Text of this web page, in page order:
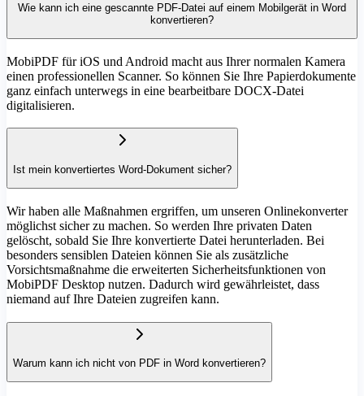
Wie kann ich eine gescannte PDF-Datei auf einem Mobilgerät in Word
konvertieren?
MobiPDF für iOS und Android macht aus Ihrer normalen Kamera
einen professionellen Scanner. So können Sie Ihre Papierdokumente
ganz einfach unterwegs in eine bearbeitbare DOCX-Datei
digitalisieren.
Ist mein konvertiertes Word-Dokument sicher?
Wir haben alle Maßnahmen ergriffen, um unseren Onlinekonverter
möglichst sicher zu machen. So werden Ihre privaten Daten
gelöscht, sobald Sie Ihre konvertierte Datei herunterladen. Bei
besonders sensiblen Dateien können Sie als zusätzliche
Vorsichtsmaßnahme die erweiterten Sicherheitsfunktionen von
MobiPDF Desktop nutzen. Dadurch wird gewährleistet, dass
niemand auf Ihre Dateien zugreifen kann.
Warum kann ich nicht von PDF in Word konvertieren?